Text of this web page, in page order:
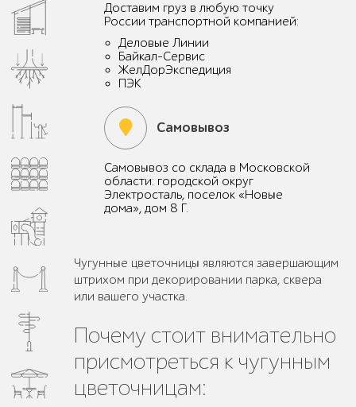
Доставим груз в любую точку
России транспортной компанией:
Деловые Линии
Байкал-Сервис
ЖелДорЭкспедиция
ПЭК
Самовывоз
Самовывоз со склада в Московской
области: городской округ
Электросталь, поселок «Новые
дома», дом 8 Г.
Чугунные цветочницы являются завершающим
штрихом при декорировании парка, сквера
или вашего участка.
Почему стоит внимательно
присмотреться к чугунным
цветочницам: